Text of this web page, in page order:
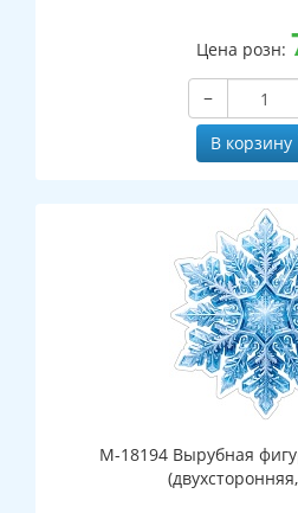
Цена розн:
−
В корзину
М-18194 Вырубная